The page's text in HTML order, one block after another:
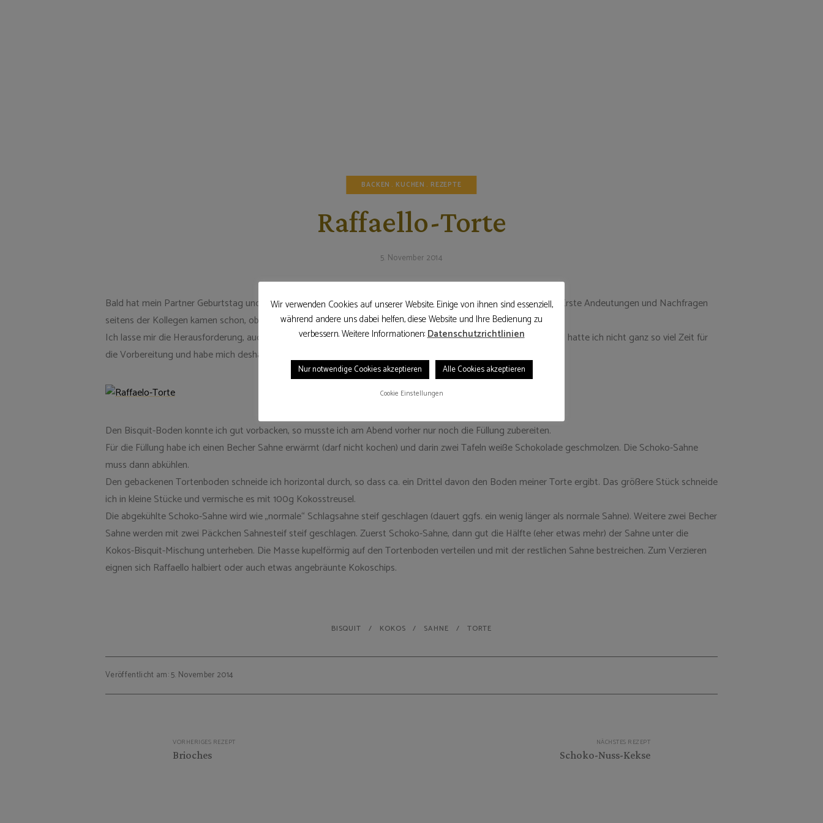
BACKEN KUCHEN REZEPTE
Raffaello-Torte
5. November 2014
Bald hat mein Partner Geburtstag und seine Kollegen warten schon sehnsüchtig auf seinen Geburtstagskuchen. Erste Andeutungen und Nachfragen
seitens der Kollegen kamen schon, ob es auch heuer wieder leckeren Kuchen gibt.
Ich lasse mir die Herausforderung, auch dieses Jahr einen leckeren Kuchen zu zaubern, nicht entgehen. Dieses Mal hatte ich nicht ganz so viel Zeit für
die Vorbereitung und habe mich deshalb für eine Raffaello-Torte entschieden.
Den Bisquit-Boden konnte ich gut vorbacken, so musste ich am Abend vorher nur noch die Füllung zubereiten.
Für die Füllung habe ich einen Becher Sahne erwärmt (darf nicht kochen) und darin zwei Tafeln weiße Schokolade geschmolzen. Die Schoko-Sahne
muss dann abkühlen.
Den gebackenen Tortenboden schneide ich horizontal durch, so dass ca. ein Drittel davon den Boden meiner Torte ergibt. Das größere Stück schneide
ich in kleine Stücke und vermische es mit 100g Kokosstreusel.
Die abgekühlte Schoko-Sahne wird wie „normale“ Schlagsahne steif geschlagen (dauert ggfs. ein wenig länger als normale Sahne). Weitere zwei Becher
Sahne werden mit zwei Päckchen Sahnesteif steif geschlagen. Zuerst Schoko-Sahne, dann gut die Hälfte (eher etwas mehr) der Sahne unter die
Kokos-Bisquit-Mischung unterheben. Die Masse kupelförmig auf den Tortenboden verteilen und mit der restlichen Sahne bestreichen. Zum Verzieren
eignen sich Raffaello halbiert oder auch etwas angebräunte Kokoschips.
BISQUIT KOKOS SAHNE TORTE
Veröffentlicht am: 5. November 2014
VORHERIGES REZEPT
Brioches
NÄCHSTES REZEPT
Schoko-Nuss-Kekse
Wir verwenden Cookies auf unserer Website. Einige von ihnen sind essenziell,
während andere uns dabei helfen, diese Website und Ihre Bedienung zu
verbessern. Weitere Informationen:Datenschutzrichtlinien
Nur notwendige Cookies akzeptieren Alle Cookies akzeptieren
Cookie Einstellungen